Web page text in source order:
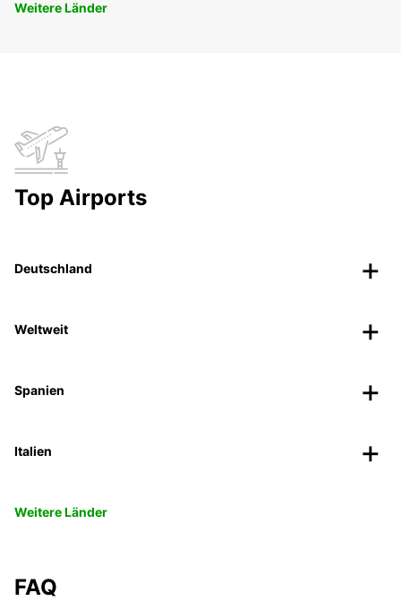
Weitere Länder
Top Airports
Deutschland
Weltweit
Spanien
Italien
Weitere Länder
FAQ